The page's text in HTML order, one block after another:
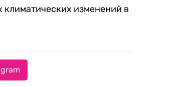
климатических изменений в